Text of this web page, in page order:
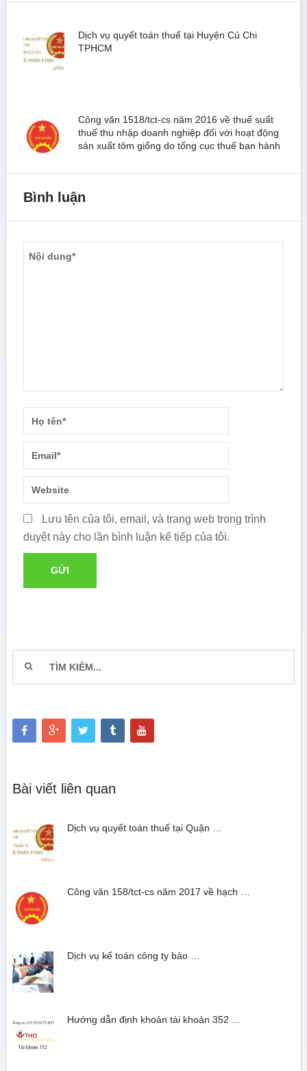
Dịch vụ quyết toán thuế tại Huyện Củ Chi
TPHCM
Công văn 1518/tct-cs năm 2016 về thuế suất
thuế thu nhập doanh nghiệp đối với hoạt động
sản xuất tôm giống do tổng cục thuế ban hành
Bình luận
Lưu tên của tôi, email, và trang web trong trình
duyệt này cho lần bình luận kế tiếp của tôi.
Bài viết liên quan
Dịch vụ quyết toán thuế tại Quận …
Công văn 158/tct-cs năm 2017 về hạch …
Dịch vụ kế toán công ty bảo …
Hướng dẫn định khoản tài khoản 352 …